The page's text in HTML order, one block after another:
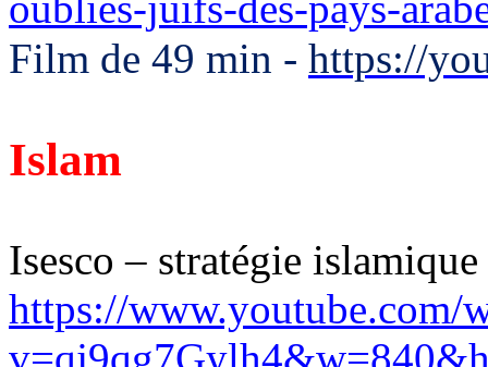
Film de 49 min - https://
Islam
Isesco – stratégie
https://www.youtube.com/